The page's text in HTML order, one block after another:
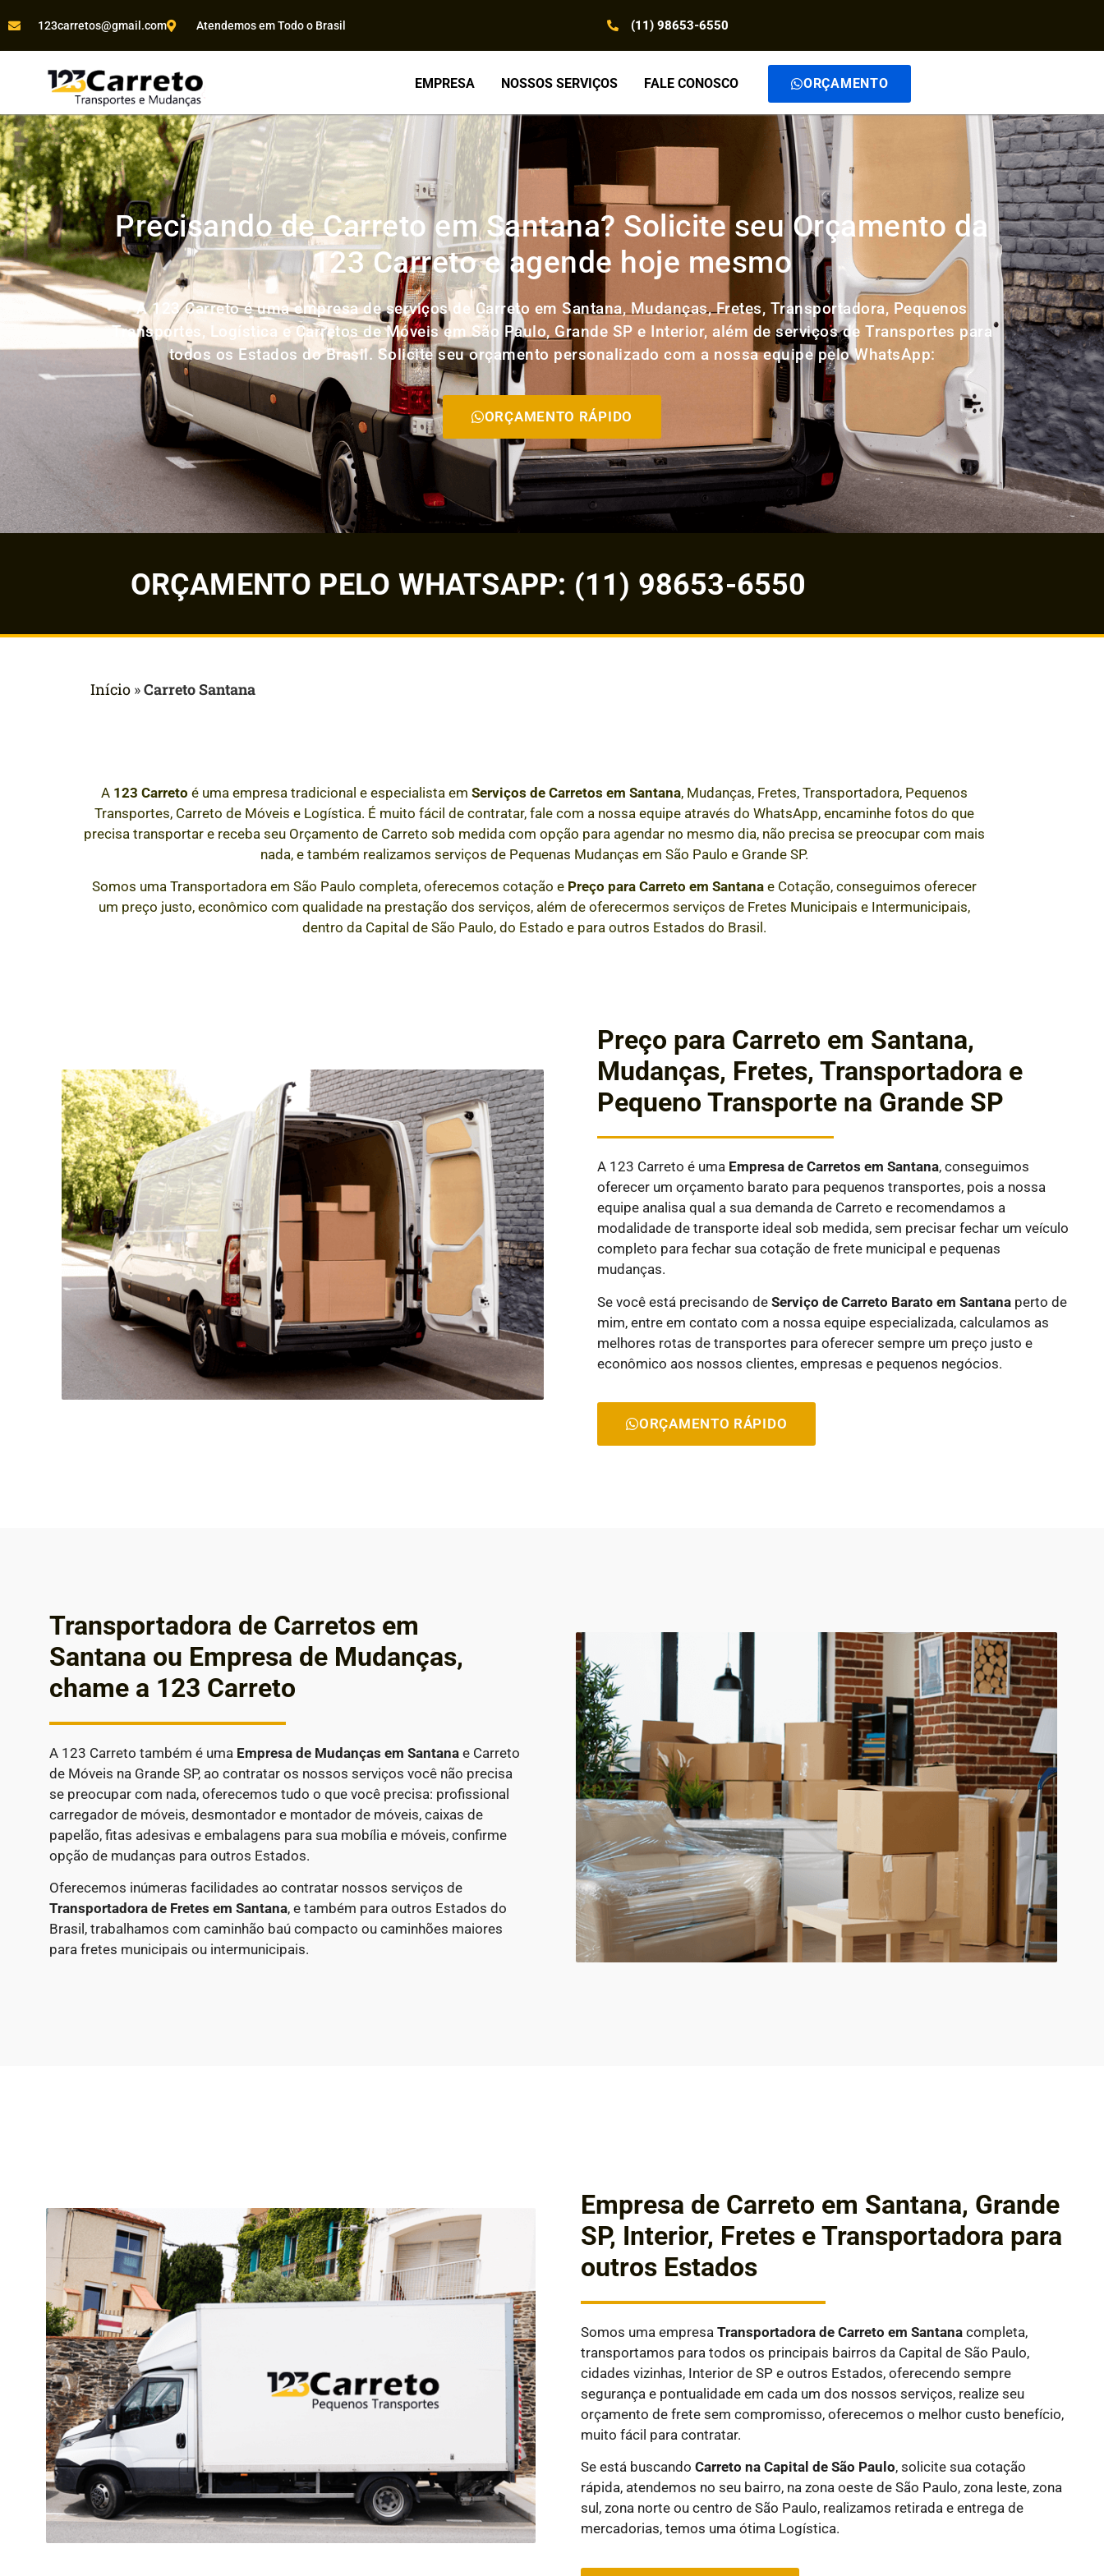
123carretos@gmail.com Atendemos em Todo o Brasil (11) 98653-6550
EMPRESA NOSSOS SERVIÇOS FALE CONOSCO ORÇAMENTO
Precisando de Carreto em Santana? Solicite seu Orçamento da
123 Carreto e agende hoje mesmo
A 123 Carreto é uma empresa de serviços de Carreto em Santana, Mudanças, Fretes, Transportadora, Pequenos
Transportes, Logística e Carretos de Móveis em São Paulo, Grande SP e Interior, além de serviços de Transportes para
todos os Estados do Brasil. Solicite seu orçamento personalizado com a nossa equipe pelo WhatsApp:
ORÇAMENTO RÁPIDO
ORÇAMENTO PELO WHATSAPP: (11) 98653-6550
Início »Carreto Santana
A 123 Carreto é uma empresa tradicional e especialista em Serviços de Carretos em Santana, Mudanças, Fretes, Transportadora, Pequenos
Transportes, Carreto de Móveis e Logística. É muito fácil de contratar, fale com a nossa equipe através do WhatsApp, encaminhe fotos do que
precisa transportar e receba seu Orçamento de Carreto sob medida com opção para agendar no mesmo dia, não precisa se preocupar com mais
nada, e também realizamos serviços de Pequenas Mudanças em São Paulo e Grande SP.
Somos uma Transportadora em São Paulo completa, oferecemos cotação e Preço para Carreto em Santanae Cotação, conseguimos oferecer
um preço justo, econômico com qualidade na prestação dos serviços, além de oferecermos serviços de Fretes Municipais e Intermunicipais,
dentro da Capital de São Paulo, do Estado e para outros Estados do Brasil.
Preço para Carreto em Santana,
Mudanças, Fretes, Transportadora e
Pequeno Transporte na Grande SP
A 123 Carreto é uma Empresa de Carretos emSantana, conseguimos
oferecer um orçamento barato para pequenos transportes, pois a nossa
equipe analisa qual a sua demanda de Carreto e recomendamos a
modalidade de transporte ideal sob medida, sem precisar fechar um veículo
completo para fechar sua cotação de frete municipal e pequenas
mudanças.
Se você está precisando deServiço de Carreto Barato emSantana perto de
mim, entre em contato com a nossa equipe especializada, calculamos as
melhores rotas de transportes para oferecer sempre um preço justo e
econômico aos nossos clientes, empresas e pequenos negócios.
ORÇAMENTO RÁPIDO
Transportadora de Carretos em
Santana ou Empresa de Mudanças,
chame a 123 Carreto
A 123 Carreto também é uma Empresa de Mudanças em Santana e Carreto
de Móveis na Grande SP, ao contratar os nossos serviços você não precisa
se preocupar com nada, oferecemos tudo o que você precisa: profissional
carregador de móveis, desmontador e montador de móveis, caixas de
papelão, fitas adesivas e embalagens para sua mobília e móveis, confirme
opção de mudanças para outros Estados.
Oferecemos inúmeras facilidades ao contratar nossos serviços de
Transportadora de Fretes em Santana, e também para outros Estados do
Brasil, trabalhamos com caminhão baú compacto ou caminhões maiores
para fretes municipais ou intermunicipais.
Empresa de Carreto em Santana, Grande
SP, Interior, Fretes e Transportadora para
outros Estados
Somos uma empresaTransportadora de Carreto emSantana completa,
transportamos para todos os principais bairros da Capital de São Paulo,
cidades vizinhas, Interior de SP e outros Estados, oferecendo sempre
segurança e pontualidade em cada um dos nossos serviços, realize seu
orçamento de frete sem compromisso, oferecemos o melhor custo benefício,
muito fácil para contratar.
Se está buscandoCarreto na Capital de São Paulo, solicite sua cotação
rápida, atendemos no seu bairro, na zona oeste de São Paulo, zona leste, zona
sul, zona norte ou centro de São Paulo, realizamos retirada e entrega de
mercadorias, temos uma ótima Logística.